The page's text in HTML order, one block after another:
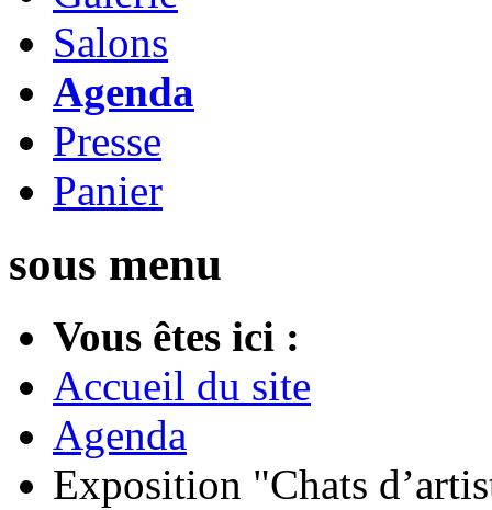
Salons
Agenda
Presse
Panier
sous menu
Vous êtes ici :
Accueil du site
Agenda
Exposition "Chats